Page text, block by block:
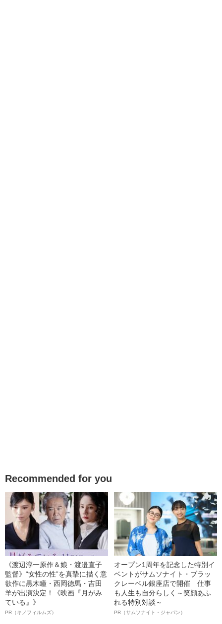
Recommended for you
《渡辺淳一原作＆娘・渡邉直子
監督》“女性の性”を真摯に描く意
欲作に黒木瞳・西岡德馬・吉田
羊が出演決定！《映画『月がみ
ている』》
PR（キノフィルムズ）
オープン1周年を記念した特別イ
ベントがサムソナイト・ブラッ
クレーベル銀座店で開催 仕事
も人生も自分らしく～笑顔あふ
れる特別対談～
PR（サムソナイト・ジャパン）